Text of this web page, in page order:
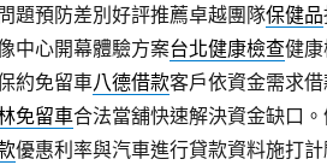
題預防差別好評推薦卓越團隊保健品
中心開幕體驗方案台北健康檢查健
約免留車八德借款客戶依資金需求
免留車合法當舖快速解決資金缺口
優惠利率與汽車進行貸款資料施打